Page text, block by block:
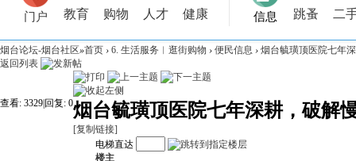
门户
教育
购物 人才 健康 信息
跳蚤
二
烟台论坛-烟台社区»首页 › 6. 生活服务︱逛街购物 › 便民信息 › 烟台毓璜顶医院七年
返回列表
查看: 3329 回复: 0烟台毓璜顶医院七年深耕，破解
[复制链接]
电梯直达
楼主